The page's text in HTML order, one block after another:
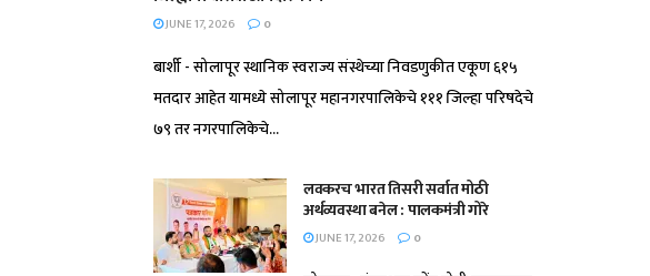
JUNE 17, 2026 0
बार्शी - सोलापूर स्थानिक स्वराज्य संस्थेच्या निवडणुकीत एकूण ६१५
मतदार आहेत यामध्ये सोलापूर महानगरपालिकेचे १११ जिल्हा परिषदेचे
७९ तर नगरपालिकेचे...
लवकरच भारत तिसरी सर्वात मोठी
अर्थव्यवस्था बनेल : पालकमंत्री गोरे
JUNE 17, 2026 0